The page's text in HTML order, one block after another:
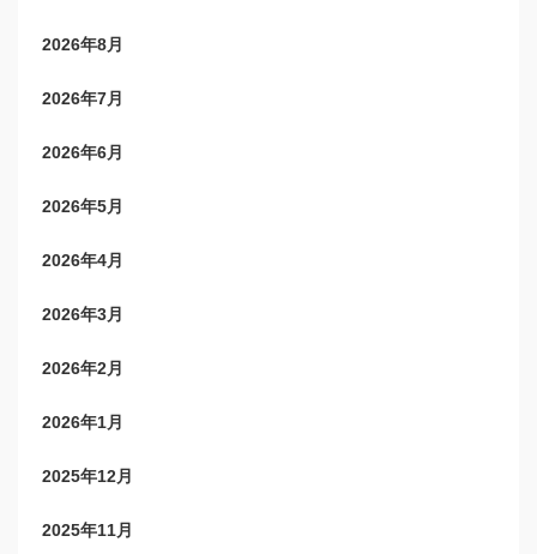
2026年8月
2026年7月
2026年6月
2026年5月
2026年4月
2026年3月
2026年2月
2026年1月
2025年12月
2025年11月